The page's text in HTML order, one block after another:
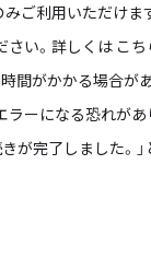
ご利用いただけま
い。詳しくは こち
間がかかる場合が
ーになる恐れがあ
が完了しました。